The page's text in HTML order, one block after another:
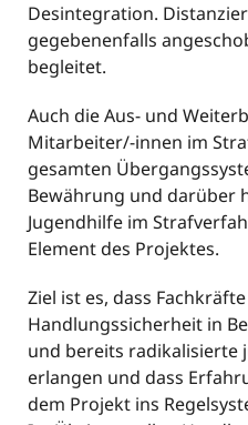
Desintegration.
gegebenenfalls
begleitet.
Auch die Aus- und
Mitarbeiter/-innen im
gesamten
Bewährung und darüber
Jugendhilfe im
Element des Projektes.
Ziel ist es, dass
Handlungssicherheit in
und bereits radikalisierte
erlangen und dass
dem Projekt ins